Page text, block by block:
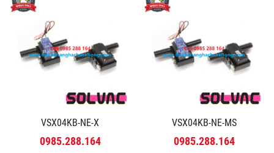
VSX04KB-NE-X
0985.288.164
VSX04KB-NE-MS
0985.288.164